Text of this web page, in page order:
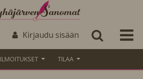
Kirjaudu sisään
ILMOITUKSET TILAA